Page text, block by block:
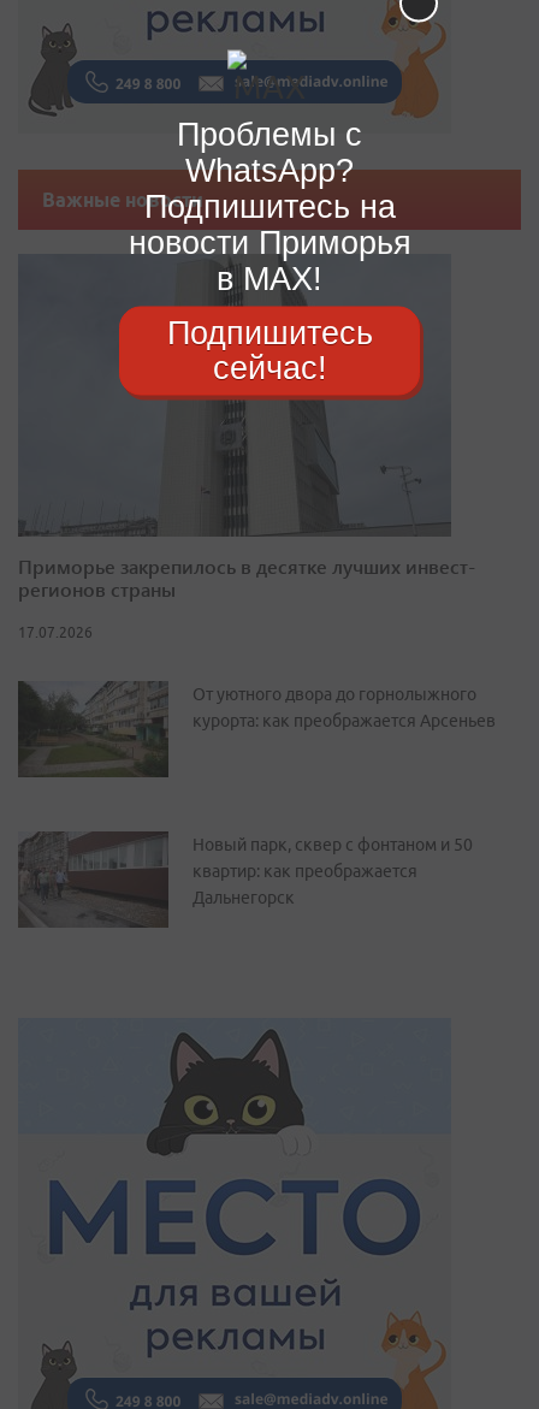
Важные новости
Приморье закрепилось в десятке лучших инвест-
регионов страны
17.07.2026
От уютного двора до горнолыжного
курорта: как преображается Арсеньев
Новый парк, сквер с фонтаном и 50
квартир: как преображается
Дальнегорск
Проблемы с
WhatsApp?
Подпишитесь на
новости Приморья
в MAX!
Подпишитесь
сейчас!